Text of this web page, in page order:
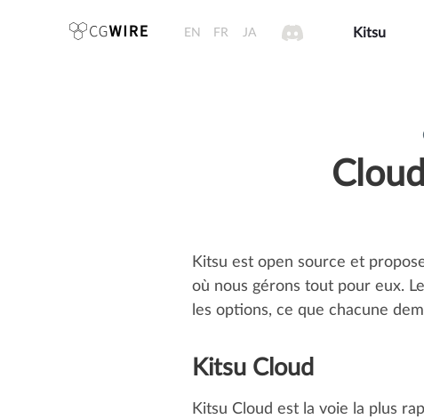
EN FR JA Kitsu
Kitsu est open source et
où nous gérons tout pour eux.
les options, ce que chacune
Kitsu Cloud
Kitsu Cloud est la voie la plus